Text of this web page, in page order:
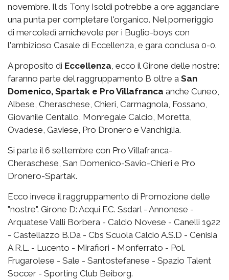
novembre. Il ds Tony Isoldi potrebbe a ore agganciare
una punta per completare l'organico. Nel pomeriggio
di mercoledì amichevole per i Buglio-boys con
l'ambizioso Casale di Eccellenza, e gara conclusa 0-0.
A proposito di Eccellenza, ecco il Girone delle nostre:
faranno parte del raggruppamento B oltre a San
Domenico, Spartak e Pro Villafranca anche Cuneo,
Albese, Cheraschese, Chieri, Carmagnola, Fossano,
Giovanile Centallo, Monregale Calcio, Moretta,
Ovadese, Gaviese, Pro Dronero e Vanchiglia.
Si parte il 6 settembre con Pro Villafranca-
Cheraschese, San Domenico-Savio-Chieri e Pro
Dronero-Spartak.
Ecco invece il raggruppamento di Promozione delle
"nostre". Girone D: Acqui F.C. Ssdarl - Annonese -
Arquatese Valli Borbera - Calcio Novese - Canelli 1922
- Castellazzo B.Da - Cbs Scuola Calcio A.S.D - Cenisia
A R.L. - Lucento - Mirafiori - Monferrato - Pol.
Frugarolese - Sale - Santostefanese - Spazio Talent
Soccer - Sporting Club Beiborg.